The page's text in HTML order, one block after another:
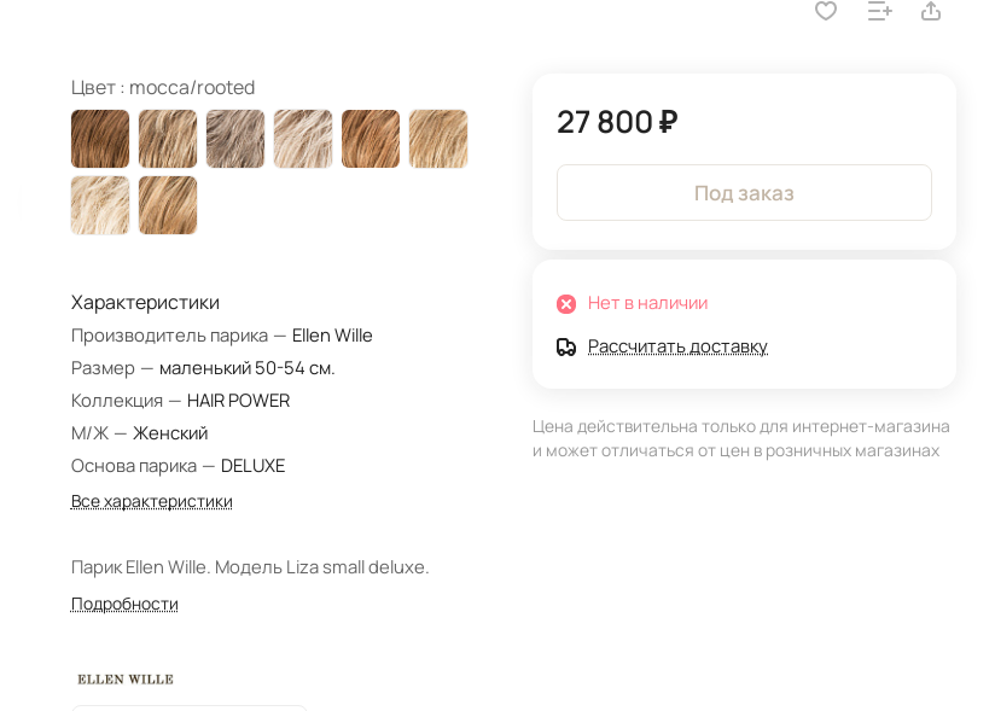
Цвет : mocca/rooted
Характеристики
Производитель парика — Ellen Wille
Размер — маленький 50-54 см.
Коллекция — HAIR POWER
М/Ж — Женский
Основа парика — DELUXE
Все характеристики
Парик Ellen Wille. Модель Liza small deluxe.
Подробности
27 800 ₽
Под заказ
Нет в наличии
Рассчитать доставку
Цена действительна только для интернет-магазина
и может отличаться от цен в розничных магазинах